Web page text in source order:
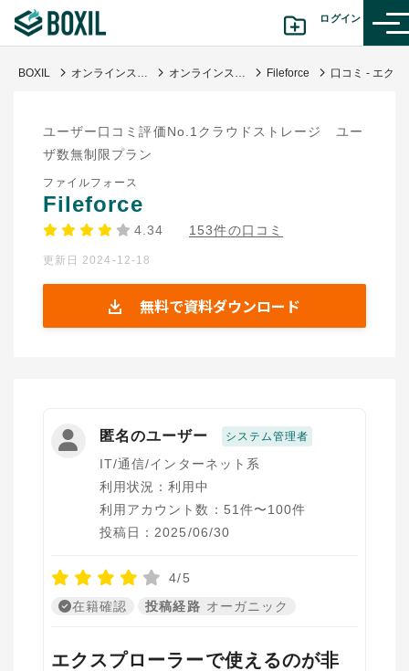
ログイン
診断から探す(β版)
記事から探す
BOXIL オンラインストレージ比較｜企業規模別おすすめサービス・選び方 オンラインストレージ Fileforce
ユーザー口コミ評価No.1クラウドストレージ ユー
ザ数無制限プラン
ファイルフォース
Fileforce
4.34 153件の口コミ
更新日 2024-12-18
無料で資料ダウンロード
匿名のユーザー システム管理者
IT/通信/インターネット系
利用状況：利用中
利用アカウント数：51件〜100件
投稿日：2025/06/30
4/5
在籍確認
投稿経路 オーガニック
エクスプローラーで使えるのが非